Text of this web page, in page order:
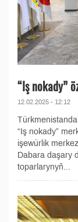
“Iş nokady”
12.02.2025 - 12:12
“Iş nokady”
işewürlik
Dabara daşary
toparlarynyň...